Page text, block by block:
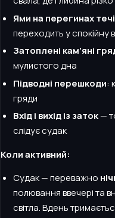
Ями на перегинах
переходить у спокійну
Затоплені кам'яні
мулистого дна
Підводні перешкоди:
гряди
Вхід і вихід із заток—
слідує судак
Коли активний:
Судак — переважно
полювання ввечері та
світла. Вдень